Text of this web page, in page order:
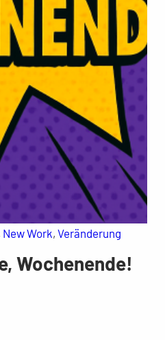
New Work, Veränderung
Wochenende!